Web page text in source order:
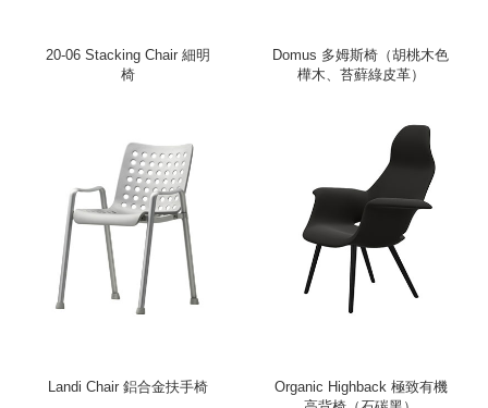
20-06 Stacking Chair 細明
椅
Domus 多姆斯椅（胡桃木色
樺木、苔蘚綠皮革）
Landi Chair 鋁合金扶手椅
Organic Highback 極致有機